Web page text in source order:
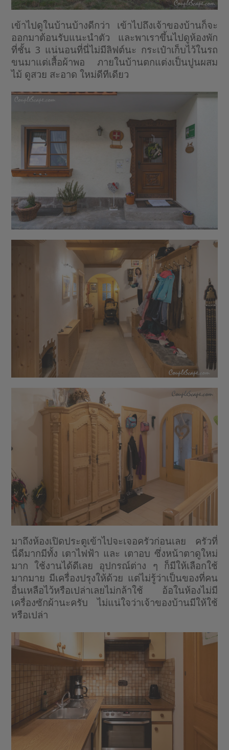
เข้าไปดูในบ้านบ้างดีกว่า เข้าไปถึงเจ้าของบ้านก็จะ
ออกมาต้อนรับแนะนำตัว และพาเราขึ้นไปดูห้องพัก
ที่ชั้น 3 แน่นอนที่นี่ไม่มีลิฟต์นะ กระเป๋าเก็บไว้ในรถ
ขนมาแต่เสื้อผ้าพอ ภายในบ้านตกแต่งเป็นปูนผสม
ไม้ ดูสวย สะอาด ใหม่ดีทีเดียว
มาถึงห้องเปิดประตูเข้าไปจะเจอครัวก่อนเลย ครัวที่
นี่ดีมากมีทั้ง เตาไฟฟ้า และ เตาอบ ซึ่งหน้าตาดูใหม่
มาก ใช้งานได้ดีเลย อุปกรณ์ต่าง ๆ ก็มีให้เลือกใช้
มากมาย มีเครื่องปรุงให้ด้วย แต่ไม่รู้ว่าเป็นของที่คน
อื่นเหลือไว้หรือเปล่าเลยไม่กล้าใช้ อ้อในห้องไม่มี
เครื่องซักผ้านะครับ ไม่แน่ใจว่าเจ้าของบ้านมีให้ใช้
หรือเปล่า